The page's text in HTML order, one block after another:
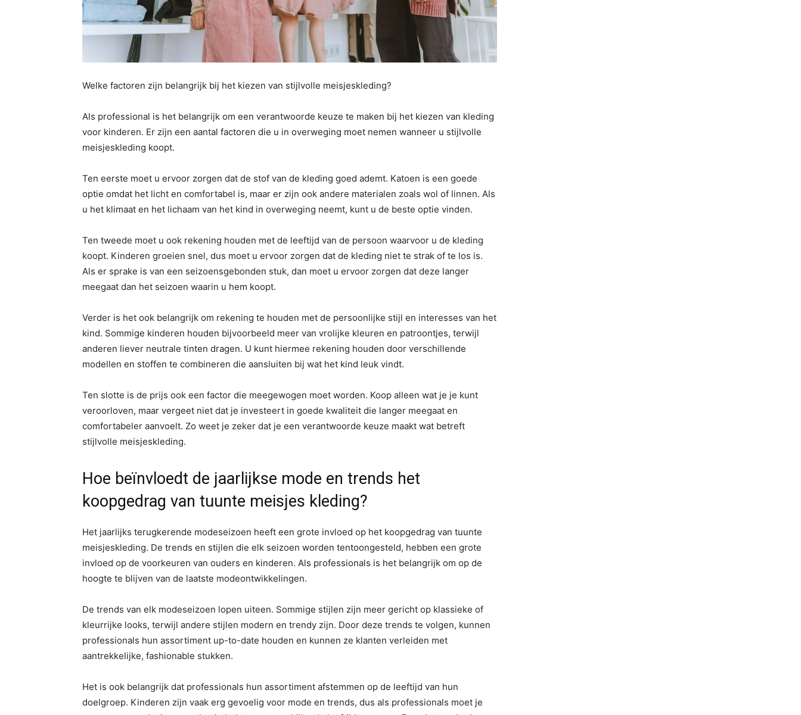
Welke factoren zijn belangrijk bij het kiezen van stijlvolle meisjeskleding?
Als professional is het belangrijk om een verantwoorde keuze te maken bij het kiezen van kleding
voor kinderen. Er zijn een aantal factoren die u in overweging moet nemen wanneer u stijlvolle
meisjeskleding koopt.
Ten eerste moet u ervoor zorgen dat de stof van de kleding goed ademt. Katoen is een goede
optie omdat het licht en comfortabel is, maar er zijn ook andere materialen zoals wol of linnen. Als
u het klimaat en het lichaam van het kind in overweging neemt, kunt u de beste optie vinden.
Ten tweede moet u ook rekening houden met de leeftijd van de persoon waarvoor u de kleding
koopt. Kinderen groeien snel, dus moet u ervoor zorgen dat de kleding niet te strak of te los is.
Als er sprake is van een seizoensgebonden stuk, dan moet u ervoor zorgen dat deze langer
meegaat dan het seizoen waarin u hem koopt.
Verder is het ook belangrijk om rekening te houden met de persoonlijke stijl en interesses van het
kind. Sommige kinderen houden bijvoorbeeld meer van vrolijke kleuren en patroontjes, terwijl
anderen liever neutrale tinten dragen. U kunt hiermee rekening houden door verschillende
modellen en stoffen te combineren die aansluiten bij wat het kind leuk vindt.
Ten slotte is de prijs ook een factor die meegewogen moet worden. Koop alleen wat je je kunt
veroorloven, maar vergeet niet dat je investeert in goede kwaliteit die langer meegaat en
comfortabeler aanvoelt. Zo weet je zeker dat je een verantwoorde keuze maakt wat betreft
stijlvolle meisjeskleding.
Hoe beïnvloedt de jaarlijkse mode en trends het
koopgedrag van tuunte meisjes kleding?
Het jaarlijks terugkerende modeseizoen heeft een grote invloed op het koopgedrag van tuunte
meisjeskleding. De trends en stijlen die elk seizoen worden tentoongesteld, hebben een grote
invloed op de voorkeuren van ouders en kinderen. Als professionals is het belangrijk om op de
hoogte te blijven van de laatste modeontwikkelingen.
De trends van elk modeseizoen lopen uiteen. Sommige stijlen zijn meer gericht op klassieke of
kleurrijke looks, terwijl andere stijlen modern en trendy zijn. Door deze trends te volgen, kunnen
professionals hun assortiment up-to-date houden en kunnen ze klanten verleiden met
aantrekkelijke, fashionable stukken.
Het is ook belangrijk dat professionals hun assortiment afstemmen op de leeftijd van hun
doelgroep. Kinderen zijn vaak erg gevoelig voor mode en trends, dus als professionals moet je